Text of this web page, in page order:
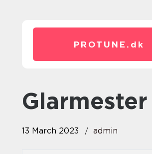
PROTUNE. dk
13 March 2023 admin